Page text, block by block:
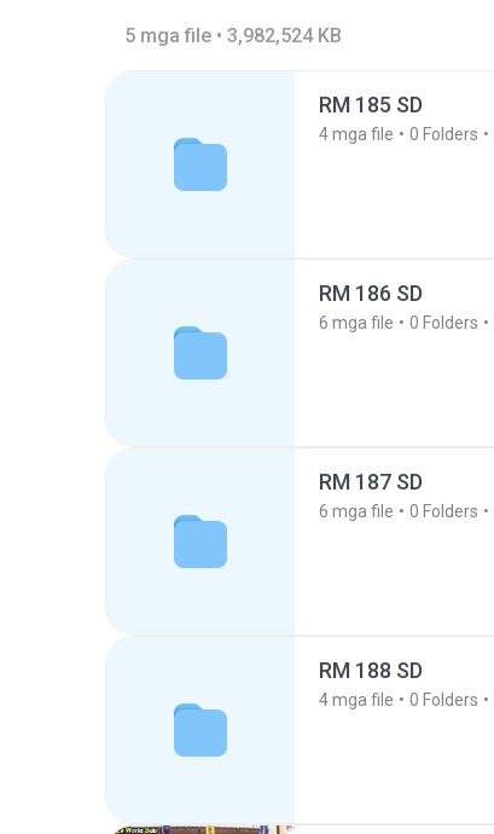
5 mga file • 3,982,524 KB
RM 185 SD
4mga file 0 Folders
RM 186 SD
6 mga file 0 Folders
RM 187 SD
6 mga file 0 Folders
RM 188 SD
4mga file 0 Folders